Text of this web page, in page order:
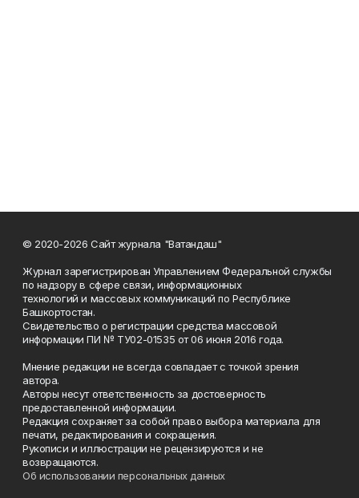
© 2020-2026 Сайт журнала "Ватандаш"
Журнал зарегистрирован Управлением Федеральной службы
по надзору в сфере связи, информационных
технологий и массовых коммуникаций по Республике
Башкортостан.
Свидетельство о регистрации средства массовой
информации ПИ № ТУ02-01535 от 06 июня 2016 года.
Мнение редакции не всегда совпадает с точкой зрения
автора.
Авторы несут ответственность за достоверность
предоставленной информации.
Редакция сохраняет за собой право выбора материала для
печати, редактирования и сокращения.
Рукописи и иллюстрации не рецензируются и не
возвращаются.
Об использовании персональных данных